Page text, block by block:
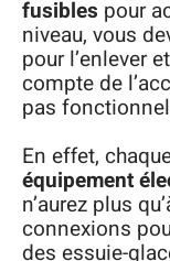
fusibles pour
niveau, vous
pour l’enlever
compte de
pas
En effet,
équipement
n’aurez plus
connexions
des essuie-